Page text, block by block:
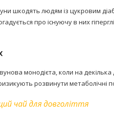
шкодять людям із цукровим
про існуючу в них
монодієта, коли на декілька
розвинути метаболічні
чай для довголіття